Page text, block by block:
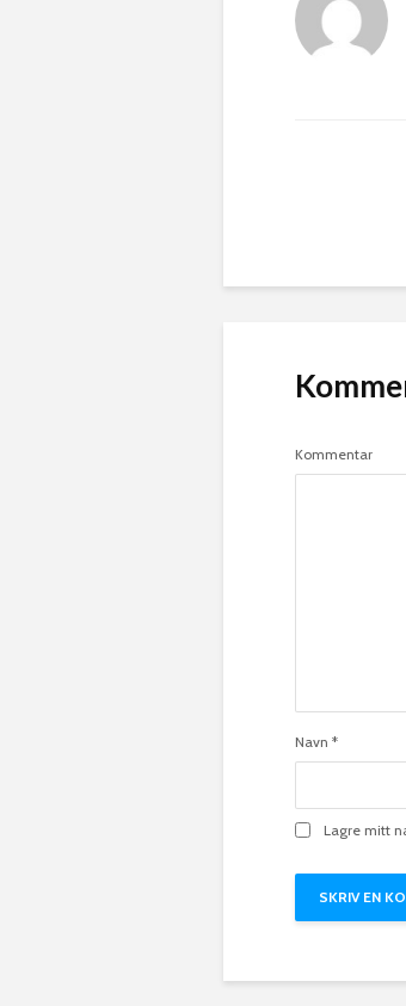
Kommentar
Navn *
Lagre mitt